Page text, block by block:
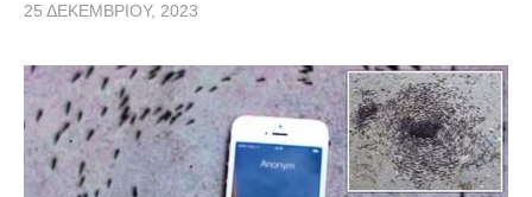
25 ΔΕΚΕΜΒΡΊΟΥ, 2023